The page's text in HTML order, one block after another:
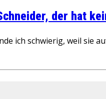
der hat
ich schwierig, weil sie